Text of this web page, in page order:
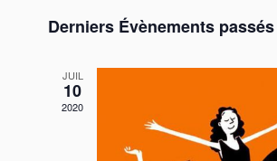
une
Derniers Évènements passés
JUIL
10
2020